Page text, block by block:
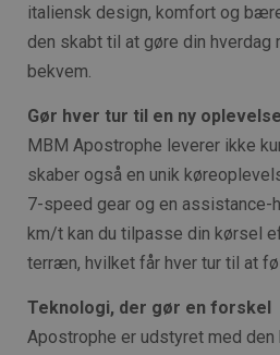
italiensk design, komfort og
den skabt til at gøre din hverdag
bekvem.
Gør hver tur til en ny oplevelse
MBM Apostrophe leverer ikke
skaber også en unik
7-speed gear og en assistance-
km/t kan du tilpasse din kørsel
terræn, hvilket får hver tur til at
Teknologi, der gør en forskel
Apostrophe er udstyret med